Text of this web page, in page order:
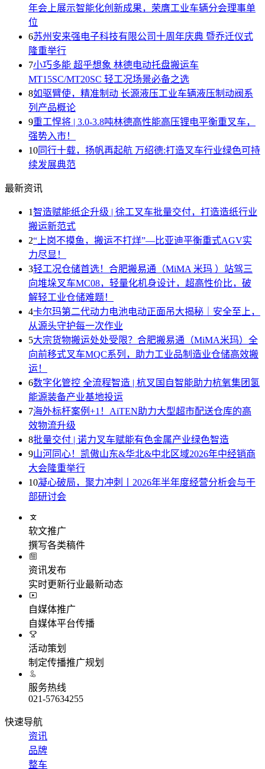
年会上展示智能化创新成果，荣膺工业车辆分会理事单
位
6苏州安来强电子科技有限公司十周年庆典 暨乔迁仪式
隆重举行
7小巧多能 超乎想象 林德电动托盘搬运车
MT15SC/MT20SC 轻工况场景必备之选
8如驱臂使，精准制动 长源液压工业车辆液压制动阀系
列产品概论
9重工悍将 | 3.0-3.8吨林德高性能高压锂电平衡重叉车，
强势入市！
10同行十载，扬帆再起航 万绍德:打造叉车行业绿色可持
续发展典范
最新资讯
1智造赋能纸企升级 | 徐工叉车批量交付，打造造纸行业
搬运新范式
2“上岗不摸鱼，搬运不打烊”—比亚迪平衡重式AGV实
力尽显！
3轻工况仓储首选！合肥搬易通（MiMA 米玛 ）站驾三
向堆垛叉车MC08，轻量化机身设计，超高性价比，破
解轻工业仓储难题！
4卡尔玛第二代动力电池电动正面吊大揭秘｜安全至上，
从源头守护每一次作业
5大宗货物搬运处处受限？合肥搬易通（MiMA米玛）全
向前移式叉车MQC系列，助力工业品制造业仓储高效搬
运！
6数字化管控 全流程智造 | 杭叉国自智能助力杭氧集团氢
能源装备产业基地投运
7海外标杆案例+1！AiTEN助力大型超市配送仓库的高
效物流升级
8批量交付 | 诺力叉车赋能有色金属产业绿色智造
9山河同心！凯傲山东&华北&中北区域2026年中经销商
大会隆重举行
10凝心破局，聚力冲刺丨2026年半年度经营分析会与干
部研讨会
软文推广
撰写各类稿件
资讯发布
实时更新行业最新动态
自媒体推广
自媒体平台传播
活动策划
制定传播推广规划
服务热线
021-57634255
快速导航
资讯
品牌
整车